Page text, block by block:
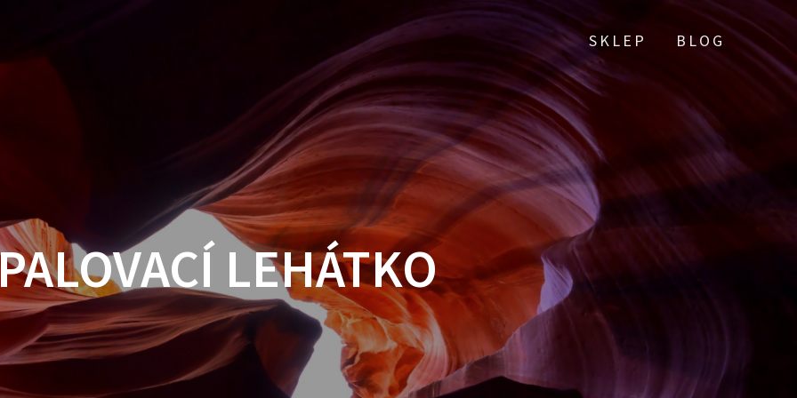
SKLEP BLOG
LEHÁTKO